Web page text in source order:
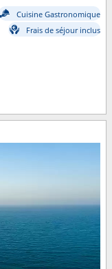
Cuisine Gastronomique
Frais de séjour inclus